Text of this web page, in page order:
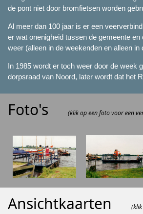
de pont niet door bromfietsen worden
Al meer dan 100 jaar is er een
er wat onenigheid tussen de gemeente
weer (alleen in de weekenden en alleen
In 1985 wordt er toch weer door de week
dorpsraad van Noord, later wordt dat het
Foto's (klik op een foto voor een
Ansichtkaarten